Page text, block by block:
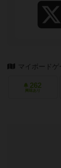
マイボード
262
興味あり